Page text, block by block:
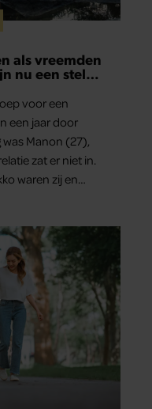
als vreemden
nu een stel:
voor een
een jaar door
Manon (27),
zat er niet in.
waren zij en